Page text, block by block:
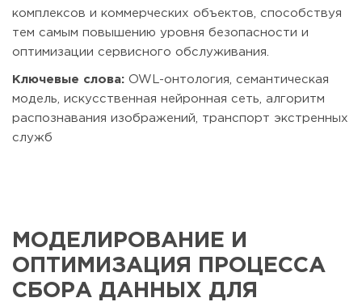
комплексов и коммерческих объектов, способствуя
тем самым повышению уровня безопасности и
оптимизации сервисного обслуживания.
Ключевые слова: OWL-онтология, семантическая
модель, искусственная нейронная сеть, алгоритм
распознавания изображений, транспорт экстренных
служб
МОДЕЛИРОВАНИЕ И
ОПТИМИЗАЦИЯ ПРОЦЕССА
СБОРА ДАННЫХ ДЛЯ